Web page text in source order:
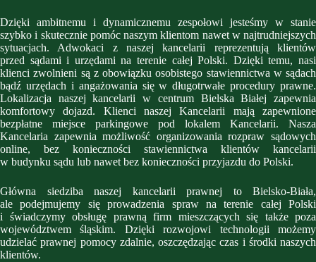
Dzięki ambitnemu i dynamicznemu zespołowi jesteśmy w stanie
szybko i skutecznie pomóc naszym klientom nawet w najtrudniejszych
sytuacjach. Adwokaci z naszej kancelarii reprezentują klientów
przed sądami i urzędami na terenie całej Polski. Dzięki temu, nasi
klienci zwolnieni są z obowiązku osobistego stawiennictwa w sądach
bądź urzędach i angażowania się w długotrwałe procedury prawne.
Lokalizacja naszej kancelarii w centrum Bielska Białej zapewnia
komfortowy dojazd. Klienci naszej Kancelarii mają zapewnione
bezpłatne miejsce parkingowe pod lokalem Kancelarii. Nasza
Kancelaria zapewnia możliwość organizowania rozpraw sądowych
online, bez konieczności stawiennictwa klientów kancelarii
w budynku sądu lub nawet bez konieczności przyjazdu do Polski.
Główna siedziba naszej kancelarii prawnej to Bielsko-Biała,
ale podejmujemy się prowadzenia spraw na terenie całej Polski
i świadczymy obsługę prawną firm mieszczących się także poza
województwem śląskim. Dzięki rozwojowi technologii możemy
udzielać prawnej pomocy zdalnie, oszczędzając czas i środki naszych
klientów.